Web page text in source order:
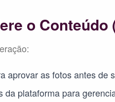
o
aprovar as fotos antes de
da plataforma para